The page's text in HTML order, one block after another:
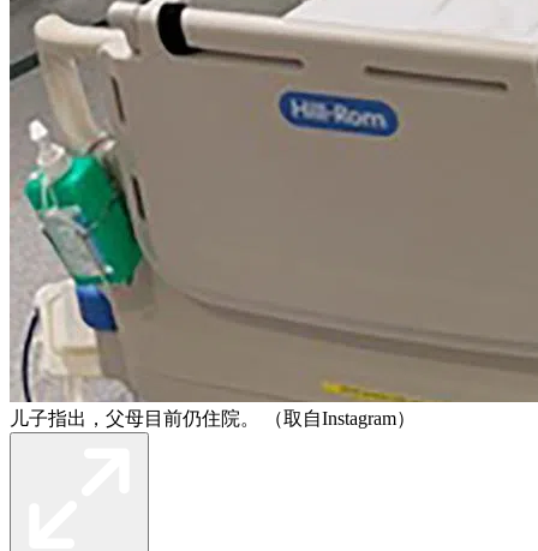
儿子指出，父母目前仍住院。 （取自Instagram）